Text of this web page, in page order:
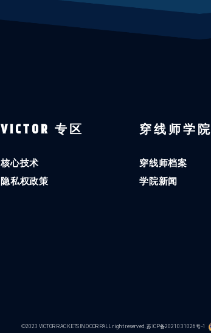
VICTOR 专区
核心技术
隐私权政策
穿线师学院
穿线师档案
学院新闻
©2023 VICTOR RACKETS IND CORP.ALL right reserved.苏ICP备2021031026号-1